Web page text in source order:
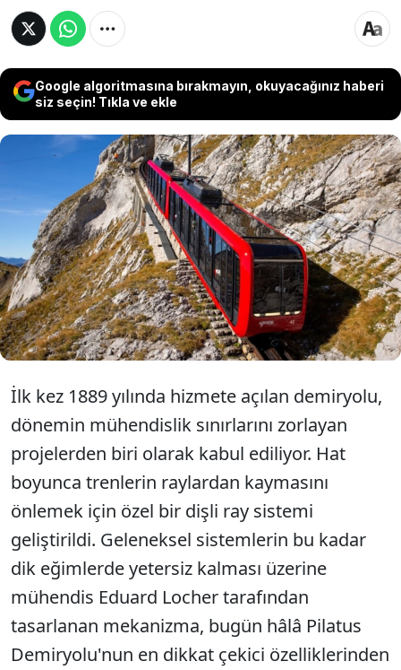
Google algoritmasına bırakmayın, okuyacağınız haberi
siz seçin! Tıkla ve ekle
İsviçre Alpleri'nde bulunan Pilatus Demiryolu,
dünyanın en dik dişli demiryolu hatlarından biri
olarak gösteriliyor. Lucerne Gölü kıyısındaki
Alpnachstad kasabasından başlayan hat, yalnızca
4,6 kilometrelik yolculuk sırasında yaklaşık 1.635
metre yükseklik kazanarak Pilatus Dağı'nın
zirvesine ulaşıyor. Maksimum eğimin yüzde 48'e
ulaştığı hat, bu özelliğiyle dünyanın en dik dişli
demiryolu unvanını koruyor.
İlk kez 1889 yılında hizmete açılan demiryolu,
dönemin mühendislik sınırlarını zorlayan
projelerden biri olarak kabul ediliyor. Hat
boyunca trenlerin raylardan kaymasını
önlemek için özel bir dişli ray sistemi
geliştirildi. Geleneksel sistemlerin bu kadar
dik eğimlerde yetersiz kalması üzerine
mühendis Eduard Locher tarafından
tasarlanan mekanizma, bugün hâlâ Pilatus
Demiryolu'nun en dikkat çekici özelliklerinden